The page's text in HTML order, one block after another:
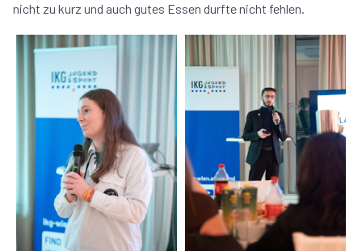
nicht zu kurz und auch gutes Essen durfte nicht fehlen.